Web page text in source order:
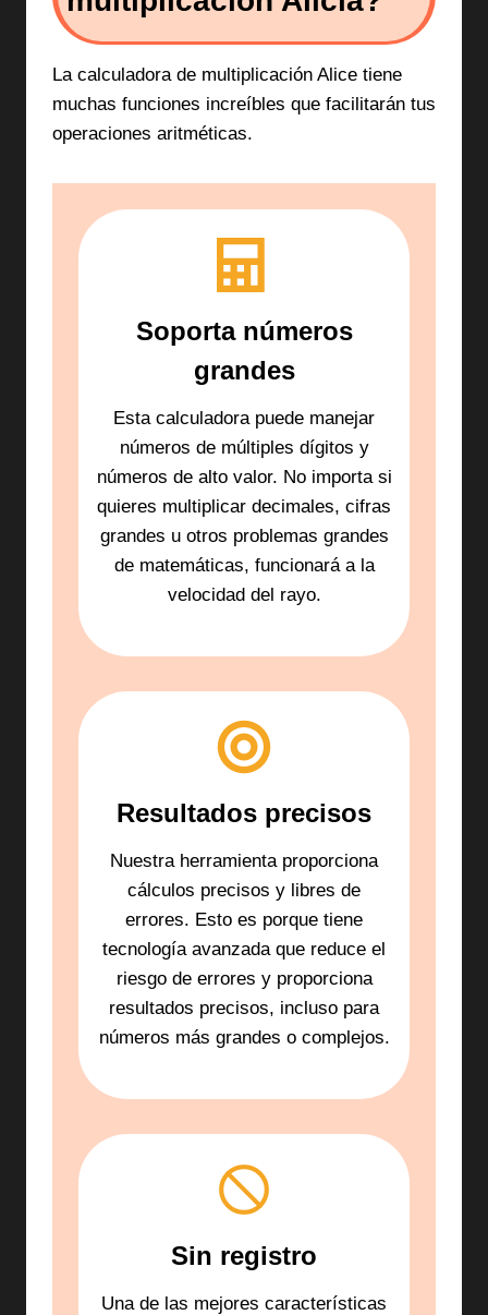
La calculadora de multiplicación Alice tiene
muchas funciones increíbles que facilitarán tus
operaciones aritméticas.
Soporta números
grandes
Esta calculadora puede manejar
números de múltiples dígitos y
números de alto valor. No importa si
quieres multiplicar decimales, cifras
grandes u otros problemas grandes
de matemáticas, funcionará a la
velocidad del rayo.
Resultados precisos
Nuestra herramienta proporciona
cálculos precisos y libres de
errores. Esto es porque tiene
tecnología avanzada que reduce el
riesgo de errores y proporciona
resultados precisos, incluso para
números más grandes o complejos.
Sin registro
Una de las mejores características